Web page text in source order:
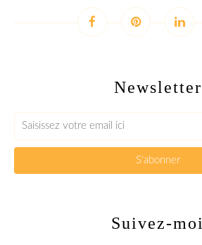
Newsletter
Suivez-moi